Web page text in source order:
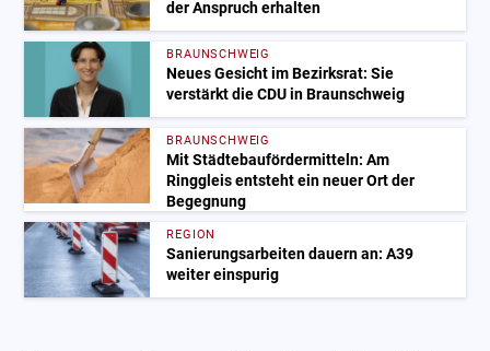
der Anspruch erhalten
BRAUNSCHWEIG
Neues Gesicht im Bezirksrat: Sie
verstärkt die CDU in Braunschweig
BRAUNSCHWEIG
Mit Städtebaufördermitteln: Am
Ringgleis entsteht ein neuer Ort der
Begegnung
REGION
Sanierungsarbeiten dauern an: A39
weiter einspurig